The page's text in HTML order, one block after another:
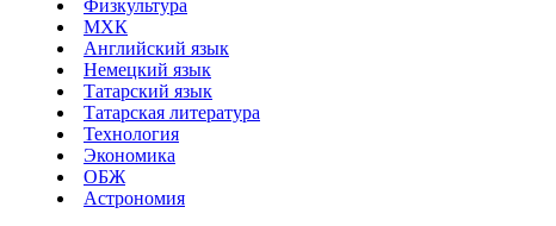
Физкультура
МХК
Английский язык
Немецкий язык
Татарский язык
Татарская литература
Технология
Экономика
ОБЖ
Астрономия